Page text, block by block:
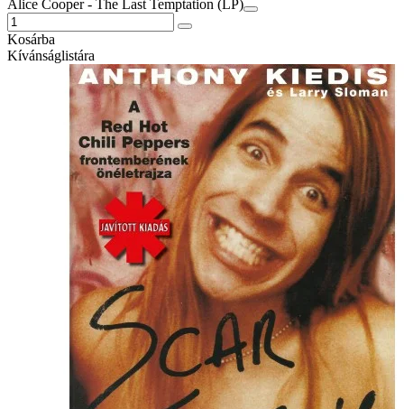
Alice Cooper - The Last Temptation (LP)
Kosárba
Kívánságlistára